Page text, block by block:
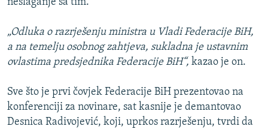
neslaganje sa tim.
„Odluka o razrješenju ministra u Vladi Federacije BiH,
a na temelju osobnog zahtjeva, sukladna je ustavnim
ovlastima predsjednika Federacije BiH“, kazao je on.
Sve što je prvi čovjek Federacije BiH prezentovao na
konferenciji za novinare, sat kasnije je demantovao
Desnica Radivojević, koji, uprkos razrješenju, tvrdi da